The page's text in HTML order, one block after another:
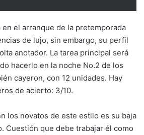
en el arranque de la pretemporada
de lujo, sin embargo, su perfil
anotador. La tarea principal será
hacerlo en la noche No.2 de los
cayeron, con 12 unidades. Hay
de acierto: 3/10.
los novatos de este estilo es su baja
Cuestión que debe trabajar él como